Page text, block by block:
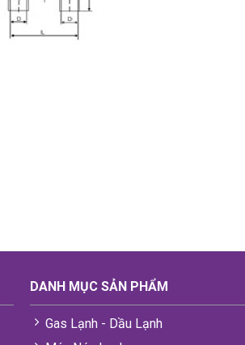
DANH MỤC SẢN PHẨM
Gas Lạnh - Dầu Lạnh